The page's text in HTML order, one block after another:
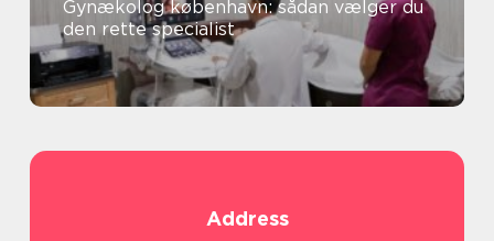
Gynækolog københavn: sådan vælger du
den rette specialist
Address